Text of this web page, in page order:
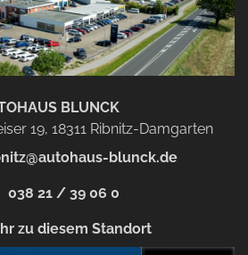
BLUNCK
19, 18311 Ribnitz-Damgarten
blunck.de
038 21 / 39 06 0
zu diesem Standort